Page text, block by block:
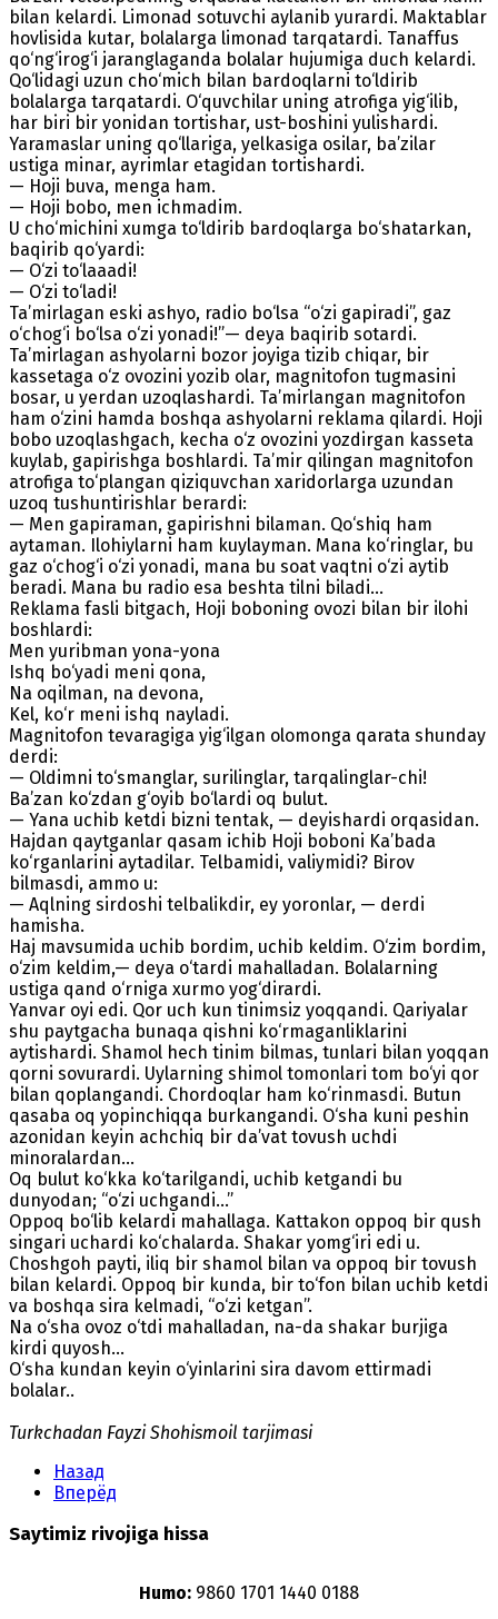
bilan kelardi. Limonad sotuvchi aylanib yurardi. Maktablar
hovlisida kutar, bolalarga limonad tarqatardi. Tanaffus
qo‘ng‘irog‘i jaranglaganda bolalar hujumiga duch kelardi.
Qo‘lidagi uzun cho‘mich bilan bardoqlarni to‘ldirib
bolalarga tarqatardi. O‘quvchilar uning atrofiga yig‘ilib,
har biri bir yonidan tortishar, ust-boshini yulishardi.
Yaramaslar uning qo‘llariga, yelkasiga osilar, ba’zilar
ustiga minar, ayrimlar etagidan tortishardi.
— Hoji buva, menga ham.
— Hoji bobo, men ichmadim.
U cho‘michini xumga to‘ldirib bardoqlarga bo‘shatarkan,
baqirib qo‘yardi:
— O‘zi to‘laaadi!
— O‘zi to‘ladi!
Ta’mirlagan eski ashyo, radio bo‘lsa “o‘zi gapiradi”, gaz
o‘chog‘i bo‘lsa o‘zi yonadi!”— deya baqirib sotardi.
Ta’mirlagan ashyolarni bozor joyiga tizib chiqar, bir
kassetaga o‘z ovozini yozib olar, magnitofon tugmasini
bosar, u yerdan uzoqlashardi. Ta’mirlangan magnitofon
ham o‘zini hamda boshqa ashyolarni reklama qilardi. Hoji
bobo uzoqlashgach, kecha o‘z ovozini yozdirgan kasseta
kuylab, gapirishga boshlardi. Ta’mir qilingan magnitofon
atrofiga to‘plangan qiziquvchan xaridorlarga uzundan
uzoq tushuntirishlar berardi:
— Men gapiraman, gapirishni bilaman. Qo‘shiq ham
aytaman. Ilohiylarni ham kuylayman. Mana ko‘ringlar, bu
gaz o‘chog‘i o‘zi yonadi, mana bu soat vaqtni o‘zi aytib
beradi. Mana bu radio esa beshta tilni biladi...
Reklama fasli bitgach, Hoji boboning ovozi bilan bir ilohi
boshlardi:
Men yuribman yona-yona
Ishq bo‘yadi meni qona,
Na oqilman, na devona,
Kel, ko‘r meni ishq nayladi.
Magnitofon tevaragiga yig‘ilgan olomonga qarata shunday
derdi:
— Oldimni to‘smanglar, surilinglar, tarqalinglar-chi!
Ba’zan ko‘zdan g‘oyib bo‘lardi oq bulut.
— Yana uchib ketdi bizni tentak, — deyishardi orqasidan.
Hajdan qaytganlar qasam ichib Hoji boboni Ka’bada
ko‘rganlarini aytadilar. Telbamidi, valiymidi? Birov
bilmasdi, ammo u:
— Aqlning sirdoshi telbalikdir, ey yoronlar, — derdi
hamisha.
Haj mavsumida uchib bordim, uchib keldim. O‘zim bordim,
o‘zim keldim,— deya o‘tardi mahalladan. Bolalarning
ustiga qand o‘rniga xurmo yog‘dirardi.
Yanvar oyi edi. Qor uch kun tinimsiz yoqqandi. Qariyalar
shu paytgacha bunaqa qishni ko‘rmaganliklarini
aytishardi. Shamol hech tinim bilmas, tunlari bilan yoqqan
qorni sovurardi. Uylarning shimol tomonlari tom bo‘yi qor
bilan qoplangandi. Chordoqlar ham ko‘rinmasdi. Butun
qasaba oq yopinchiqqa burkangandi. O‘sha kuni peshin
azonidan keyin achchiq bir da’vat tovush uchdi
minoralardan...
Oq bulut ko‘kka ko‘tarilgandi, uchib ketgandi bu
dunyodan; “o‘zi uchgandi...”
Oppoq bo‘lib kelardi mahallaga. Kattakon oppoq bir qush
singari uchardi ko‘chalarda. Shakar yomg‘iri edi u.
Choshgoh payti, iliq bir shamol bilan va oppoq bir tovush
bilan kelardi. Oppoq bir kunda, bir to‘fon bilan uchib ketdi
va boshqa sira kelmadi, “o‘zi ketgan”.
Na o‘sha ovoz o‘tdi mahalladan, na-da shakar burjiga
kirdi quyosh...
O‘sha kundan keyin o‘yinlarini sira davom ettirmadi
bolalar..
Turkchadan Fayzi Shohismoil tarjimasi
Назад
Вперёд
Saytimiz rivojiga hissa
Humo: 9860 1701 1440 0188